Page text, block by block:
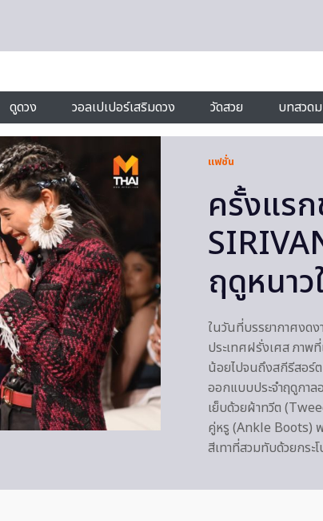
ดูดวง วอลเปเปอร์เสริมดวง วัดสวย บทสวด
แฟชั่น
ครั้งแร
ฤดูหนาว
ในวันที่บรรยากาศงดง
ประเทศฝรั่งเศส ภาพ
น้อยไปจนถึงสกีรีสอร์
ออกแบบประจำฤดูกา
เย็บด้วยผ้าทวีต
คู่หรู (Ankle Boots)
สีเทาที่สวมทับด้วยกระ